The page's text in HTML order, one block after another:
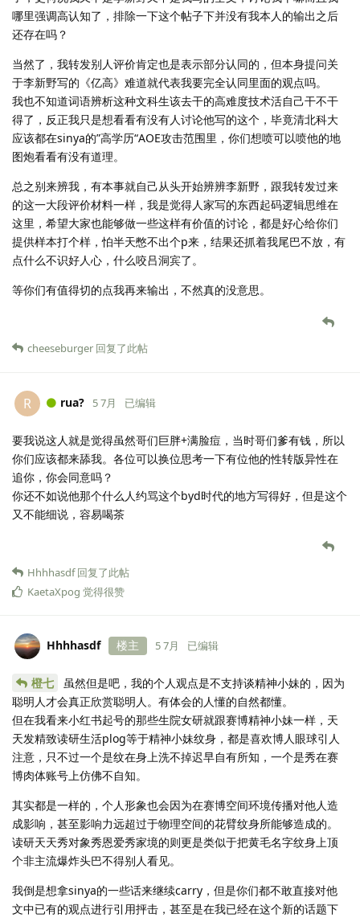
哪里强调高认知了，排除一下这个帖子下并没有我本人的输出之后
还存在吗？
当然了，我转发别人评价肯定也是表示部分认同的，但本身提问关
于李新野写的《亿高》难道就代表我要完全认同里面的观点吗。
我也不知道词语辨析这种文科生该去干的高难度技术活自己干不干
得了，反正我只是想看看有没有人讨论他写的这个，毕竟清北科大
应该都在sinya的”高学历“AOE攻击范围里，你们想喷可以喷他的地
图炮看看有没有道理。
总之别来辨我，有本事就自己从头开始辨辨李新野，跟我转发过来
的这一大段评价材料一样，我是觉得人家写的东西起码逻辑思维在
这里，希望大家也能够做一些这样有价值的讨论，都是好心给你们
提供样本打个样，怕半天憋不出个p来，结果还抓着我尾巴不放，有
点什么不识好人心，什么咬吕洞宾了。
等你们有值得切的点我再来输出，不然真的没意思。
cheeseburger 回复了此帖
R rua? 5 7月 已编辑
要我说这人就是觉得虽然哥们巨胖+满脸痘，当时哥们爹有钱，所以
你们应该都来舔我。各位可以换位思考一下有位他的性转版异性在
追你，你会同意吗？
你还不如说他那个什么人约骂这个byd时代的地方写得好，但是这个
又不能细说，容易喝茶
Hhhhasdf回复了此帖
KaetaXpog 觉得很赞
Hhhhasdf 楼主 5 7月 已编辑
橙七
虽然但是吧，我的个人观点是不支持谈精神小妹的，因为
聪明人才会真正欣赏聪明人。有体会的人懂的自然都懂。
但在我看来小红书起号的那些生院女研就跟赛博精神小妹一样，天
天发精致读研生活plog等于精神小妹纹身，都是喜欢博人眼球引人
注意，只不过一个是纹在身上洗不掉迟早自有所知，一个是秀在赛
博肉体账号上仿佛不自知。
其实都是一样的，个人形象也会因为在赛博空间环境传播对他人造
成影响，甚至影响力远超过于物理空间的花臂纹身所能够造成的。
读研天天秀对象秀恩爱秀家境的则更是类似于把黄毛名字纹身上顶
个非主流爆炸头巴不得别人看见。
我倒是想拿sinya的一些话来继续carry，但是你们都不敢直接对他
文中已有的观点进行引用抨击，甚至是在我已经在这个新的话题下